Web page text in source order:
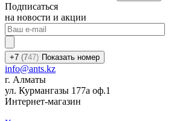
Подписаться
на новости и акции
+7 (747) Показать номер
info@ants.kz
г. Алматы
ул. Курмангазы 177а оф.1
Интернет-магазин